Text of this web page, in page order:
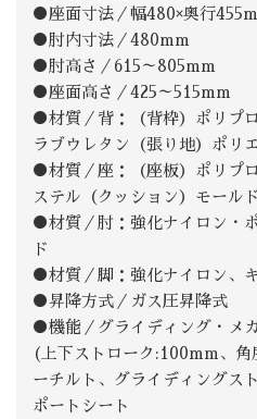
●座面寸法／幅480×奥行
●肘内寸法／480mm
●肘高さ／615～805mm
●座面高さ／425～515mm
●材質／背：（背枠）ポリプ
ラブウレタン（張り地）ポリ
●材質／座：（座板）ポリプ
ステル（クッション）モール
●材質／肘：強化ナイロン・
ド
●材質／脚：強化ナイロン、
●昇降方式／ガス圧昇降式
●機能／グライディング・メ
(上下ストローク:100mm、角
ーチルト、グライディングス
ポートシート